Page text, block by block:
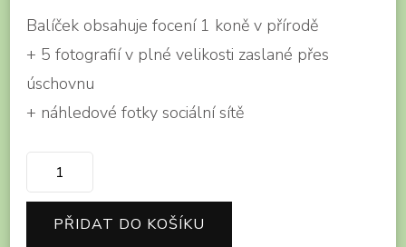
Balíček obsahuje focení 1 koně v přírodě
+ 5 fotografií v plné velikosti zaslané přes
úschovnu
+ náhledové fotky sociální sítě
Dárkový
poukaz
PŘIDAT DO KOŠÍKU